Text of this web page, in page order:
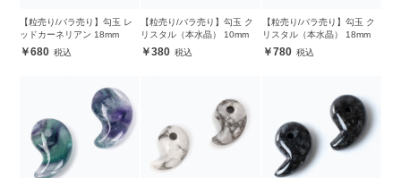
【粒売り/バラ売り】勾玉 レ
ッドカーネリアン 18mm
680
【粒売り/バラ売り】勾玉 ク
リスタル（本水晶） 10mm
380
【粒売り/バラ売り】勾玉 ク
リスタル（本水晶） 18mm
780